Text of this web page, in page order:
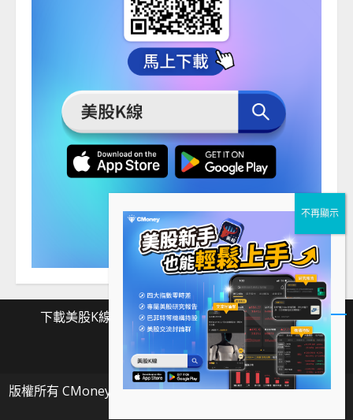
下載美股K線 Facebook Instagram Twitter
載
美
股
Facebook
Instagram
Twitter
版權所有 CMoney 全曜財經資訊股份有限公司|MoreNews